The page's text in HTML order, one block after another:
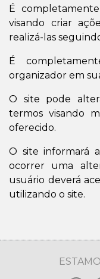
É
visando criar
realizá-las
É
organizador em
O site pode
termos visando
oferecido.
O site informará
ocorrer uma
usuário deverá
utilizando o site.